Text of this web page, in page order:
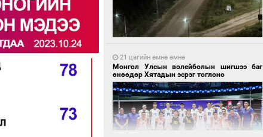
21 цагийн өмнө өмнө
Монгол Улсын волейболын шигшээ баг
өнөөдөр Хятадын эсрэг тоглоно